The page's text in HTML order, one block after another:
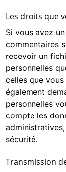
Les droits que
Si vous avez
commentaires
recevoir un
personnelles
celles que
également
personnelles
compte les
sécurité.
Transmission